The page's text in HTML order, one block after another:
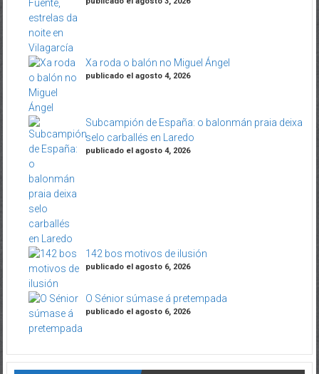
Xa roda o balón no Miguel Ángel
publicado el agosto 4, 2026
Subcampión de España: o balonmán praia deixa
selo carballés en Laredo
publicado el agosto 4, 2026
142 bos motivos de ilusión
publicado el agosto 6, 2026
O Sénior súmase á pretempada
publicado el agosto 6, 2026